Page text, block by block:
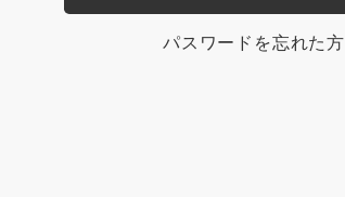
パスワードを忘れた方